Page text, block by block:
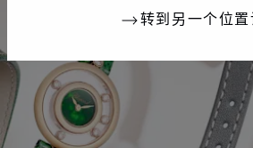
转到另一个位置